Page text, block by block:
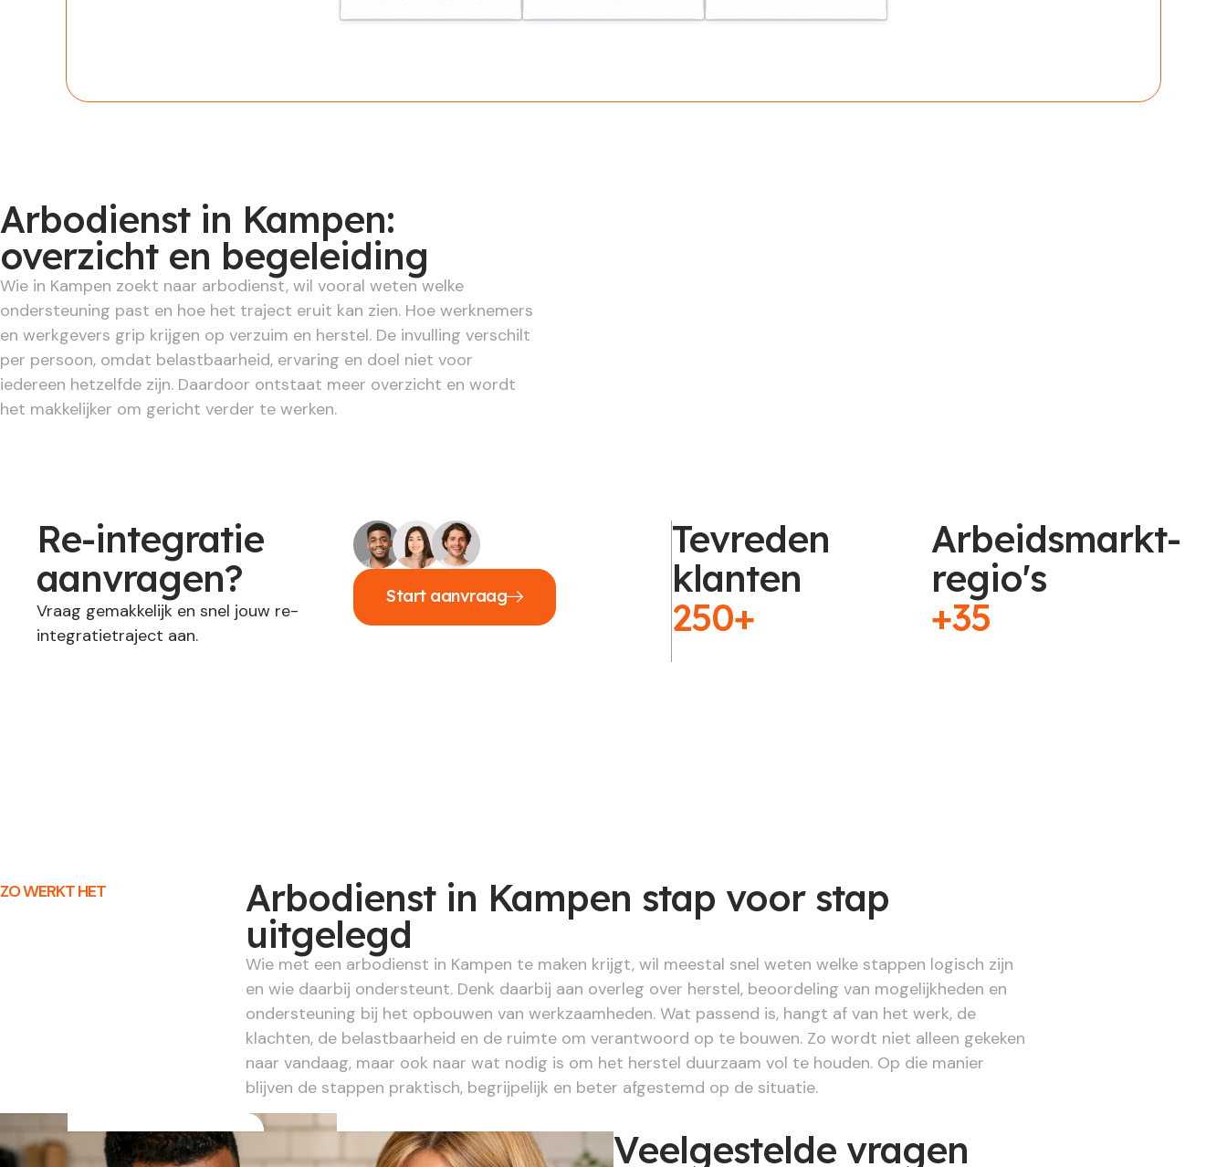
Werknemer Werkgever Werkzoekende
Arbodienst in Kampen:
overzicht en begeleiding
Wie in Kampen zoekt naar arbodienst, wil vooral weten welke
ondersteuning past en hoe het traject eruit kan zien. Hoe werknemers
en werkgevers grip krijgen op verzuim en herstel. De invulling verschilt
per persoon, omdat belastbaarheid, ervaring en doel niet voor
iedereen hetzelfde zijn. Daardoor ontstaat meer overzicht en wordt
het makkelijker om gericht verder te werken.
Re-integratie
aanvragen?
Vraag gemakkelijk en snel jouw re-
integratietraject aan.
Start aanvraag
Tevreden
klanten
250+
Arbeidsmarkt-
regio's
+35
ZO WERKT HET
Arbodienst in Kampen stap voor stap
uitgelegd
Wie met een arbodienst in Kampen te maken krijgt, wil meestal snel weten welke stappen logisch zijn
en wie daarbij ondersteunt. Denk daarbij aan overleg over herstel, beoordeling van mogelijkheden en
ondersteuning bij het opbouwen van werkzaamheden. Wat passend is, hangt af van het werk, de
klachten, de belastbaarheid en de ruimte om verantwoord op te bouwen. Zo wordt niet alleen gekeken
naar vandaag, maar ook naar wat nodig is om het herstel duurzaam vol te houden. Op die manier
blijven de stappen praktisch, begrijpelijk en beter afgestemd op de situatie.
Veelgestelde vragen